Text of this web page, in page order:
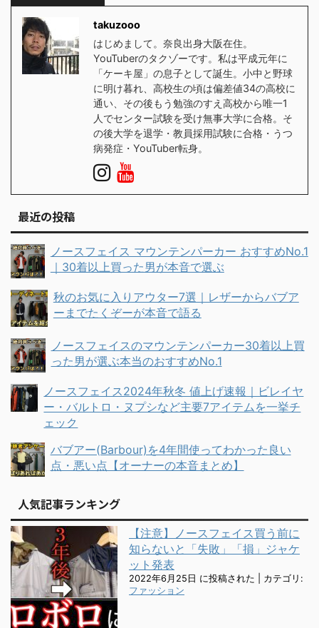
takuzooo
はじめまして。奈良出身大阪在住。
YouTuberのタクゾーです。私は平成元年に
「ケーキ屋」の息子として誕生。小中と野球
に明け暮れ、高校生の頃は偏差値34の高校に
通い、その後もう勉強のすえ高校から唯一1
人でセンター試験を受け無事大学に合格。そ
の後大学を退学・教員採用試験に合格・うつ
病発症・YouTuber転身。
最近の投稿
ノースフェイス マウンテンパーカー おすすめNo.1
｜30着以上買った男が本音で選ぶ
秋のお気に入りアウター7選｜レザーからバブア
ーまでたくぞーが本音で語る
ノースフェイスのマウンテンパーカー30着以上買
った男が選ぶ本当のおすすめNo.1
ノースフェイス2024年秋冬 値上げ速報｜ビレイヤ
ー・バルトロ・ヌプシなど主要7アイテムを一挙チ
ェック
バブアー(Barbour)を4年間使ってわかった良い
点・悪い点【オーナーの本音まとめ】
人気記事ランキング
【注意】ノースフェイス買う前に
知らないと「失敗」「損」ジャケ
ット発表
2022年6月25日 に投稿された
カテゴリ:
ファッション